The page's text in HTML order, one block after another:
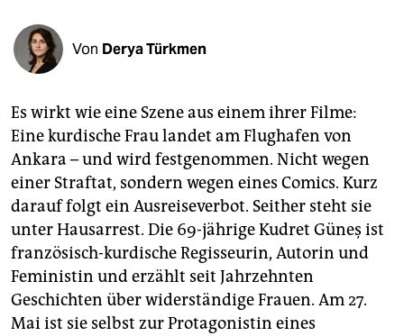
abo
genossenschaft
Von Derya Türkmen
Es wirkt wie eine Szene aus einem ihrer Filme:
Eine kurdische Frau landet am Flughafen von
Ankara – und wird festgenommen. Nicht wegen
einer Straftat, sondern wegen eines Comics. Kurz
darauf folgt ein Ausreiseverbot. Seither steht sie
unter Hausarrest. Die 69-jährige Kudret Güneş ist
französisch-kurdische Regisseurin, Autorin und
Feministin und erzählt seit Jahrzehnten
Geschichten über widerständige Frauen. Am 27.
Mai ist sie selbst zur Protagonistin eines